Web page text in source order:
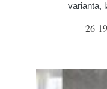
varianta,
26